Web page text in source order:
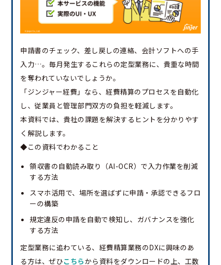
申請書のチェック、差し戻しの連絡、会計ソフトへの手
入力…。毎月発生するこれらの定型業務に、貴重な時間
を奪われていないでしょうか。
「ジンジャー経費」なら、経費精算のプロセスを自動化
し、従業員と管理部門双方の負担を軽減します。
本資料では、貴社の課題を解決するヒントを分かりやす
く解説します。
◆この資料でわかること
領収書の自動読み取り（AI-OCR）で入力作業を削減
する方法
スマホ活用で、場所を選ばずに申請・承認できるフロ
ーの構築
規定違反の申請を自動で検知し、ガバナンスを強化
する方法
定型業務に追わている、経費精算業務のDXに興味のあ
る方は、ぜひこちらから資料をダウンロードの上、工数